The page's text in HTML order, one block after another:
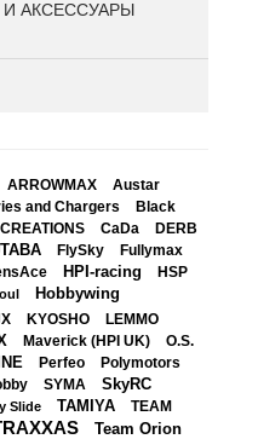
И АКСЕССУАРЫ
ARROWMAX Austar
and Chargers
Black
CaDa DERB
FlySky Fullymax
HPI-racing
HSP
Hobbywing
KYOSHO
LEMMO
Maverick (HPI UK)
O.S.
Perfeo Polymotors
SYMA SkyRC
Slide TAMIYA
TEAM
Team Orion